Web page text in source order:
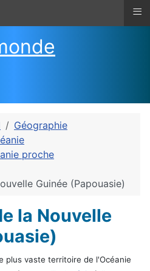
Géographie
proche
Guinée (Papouasie)
la Nouvelle
plus vaste territoire de l'Océanie
≡